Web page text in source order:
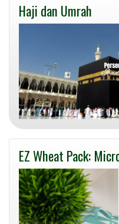
Haji dan Umrah
EZ Wheat Pack: